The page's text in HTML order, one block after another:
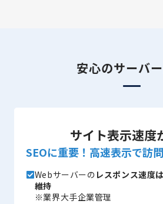
安心のサーバ
サイト表示速度
SEOに重要！高速表示で訪
Webサーバーの レスポンス速度
維持
※業界大手企業管理